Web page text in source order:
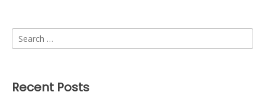
Search
for:
Recent Posts